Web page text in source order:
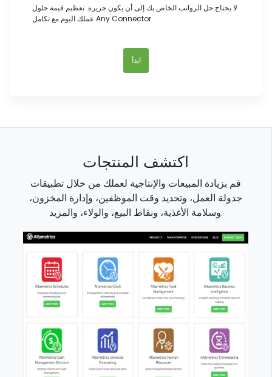
لا يحتاج حل الرواتب الخاص بك إلى أن يكون جزيرة. تعظيم قيمة حلول
عملك اليوم مع تكامل Any Connector.
ابدأ
اكتشف المنتجات
قم بزيادة المبيعات والإنتاجية لعملك من خلال تطبيقات
جدولة العمل، وتحديد وقت الموظفين، وإدارة المخزون،
وسلامة الأغذية، ونقاط البيع، والولاء، والمزيد.